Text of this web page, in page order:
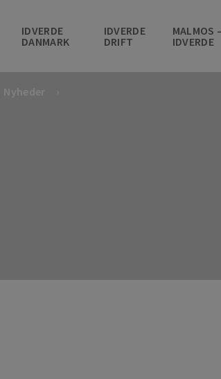
IDVERDE
DANMARK
IDVERDE
DRIFT
MALMOS
IDVERDE